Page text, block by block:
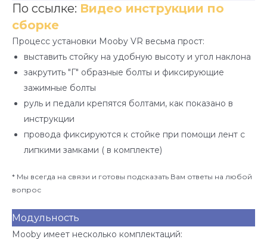
По ссылке: Видео инструкции по
сборке
Процесс установки Mooby VR весьма прост:
выставить стойку на удобную высоту и угол наклона
закрутить "Г" образные болты и фиксирующие
зажимные болты
руль и педали крепятся болтами, как показано в
инструкции
провода фиксируются к стойке при помощи лент с
липкими замками ( в комплекте)
* Мы всегда на связи и готовы подсказать Вам ответы на любой
вопрос
Модульность
Mooby имеет несколько комплектаций: